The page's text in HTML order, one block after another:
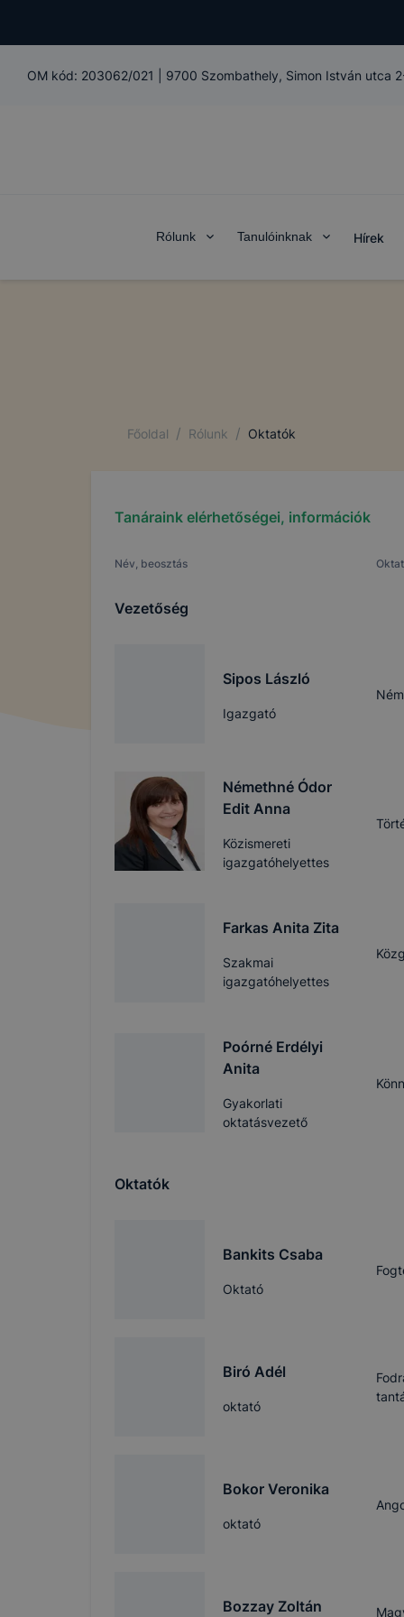
OM kód: 203062/021 9700 Szombathely, Simon István utca
Rólunk Tanulóinknak Hírek
Főoldal / Rólunk / Oktatók
Tanáraink elérhetőségei, információk
Név, beosztás
Vezetőség
Sipos László
Igazgató
Némethné Ódor
Edit Anna
Közismereti
igazgatóhelyettes
Farkas Anita Zita
Szakmai
igazgatóhelyettes
Poórné Erdélyi
Anita
Gyakorlati
oktatásvezető
Oktatók
Bankits Csaba
Oktató
Biró Adél
oktató
Bokor Veronika
oktató
Bozzay Zoltán